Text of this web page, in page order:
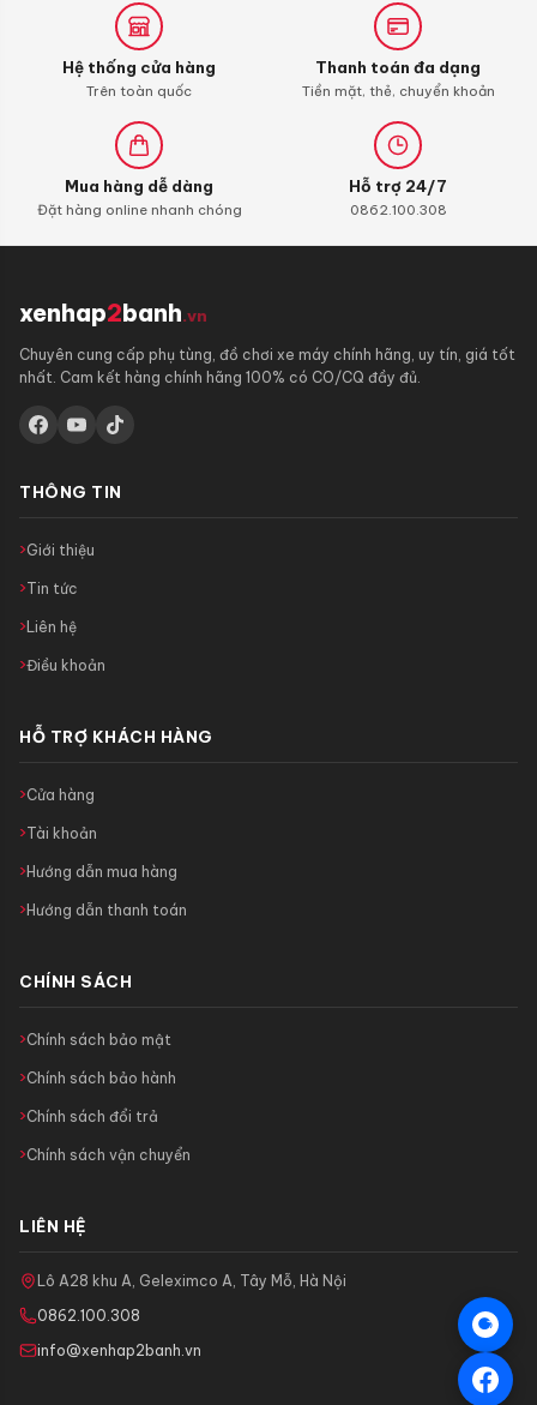
Hệ thống cửa hàng
Trên toàn quốc
Thanh toán đa dạng
Tiền mặt, thẻ, chuyển khoản
Mua hàng dễ dàng
Đặt hàng online nhanh chóng
Hỗ trợ 24/7
0862.100.308
xenhap2banh.vn
Chuyên cung cấp phụ tùng, đồ chơi xe máy chính hãng, uy tín, giá tốt
nhất. Cam kết hàng chính hãng 100% có CO/CQ đầy đủ.
THÔNG TIN
Giới thiệu
Tin tức
Liên hệ
Điều khoản
HỖ TRỢ KHÁCH HÀNG
Cửa hàng
Tài khoản
Hướng dẫn mua hàng
Hướng dẫn thanh toán
CHÍNH SÁCH
Chính sách bảo mật
Chính sách bảo hành
Chính sách đổi trả
Chính sách vận chuyển
LIÊN HỆ
Lô A28 khu A, Geleximco A, Tây Mỗ, Hà Nội
0862.100.308
info@xenhap2banh.vn